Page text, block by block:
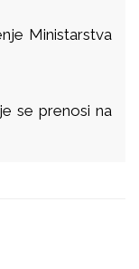
Ministarstva
se prenosi na